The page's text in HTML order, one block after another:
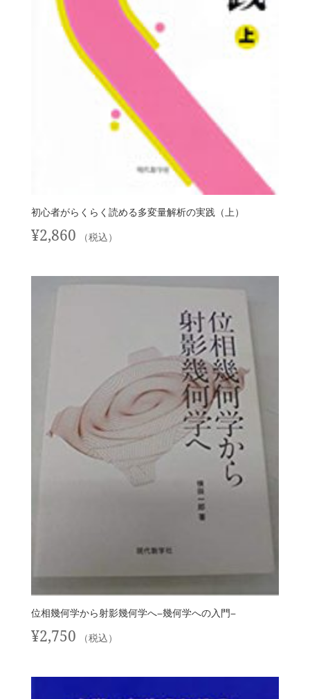
初心者がらくらく読める多変量解析の実践（上）
¥2,860 （税込）
位相幾何学から射影幾何学へ−幾何学への入門−
¥2,750 （税込）